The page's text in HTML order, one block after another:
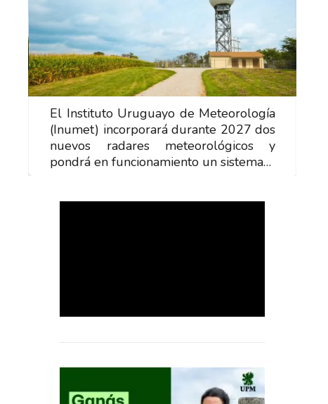
El Instituto Uruguayo de Meteorología
(Inumet) incorporará durante 2027 dos
nuevos radares meteorológicos y
pondrá en funcionamiento un sistema…